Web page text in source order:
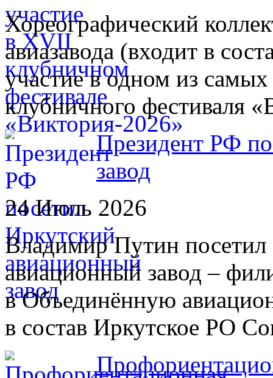
Хореографический
авиазавода (входит в
участие в одном из
клубничного фестиваля
Президент РФ
завод
24 Июль 2026
Владимир Путин
авиационный завод –
в Объединённую
в состав Иркутское РО